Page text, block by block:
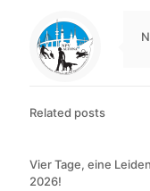
Related posts
Vier Tage, eine
2026!